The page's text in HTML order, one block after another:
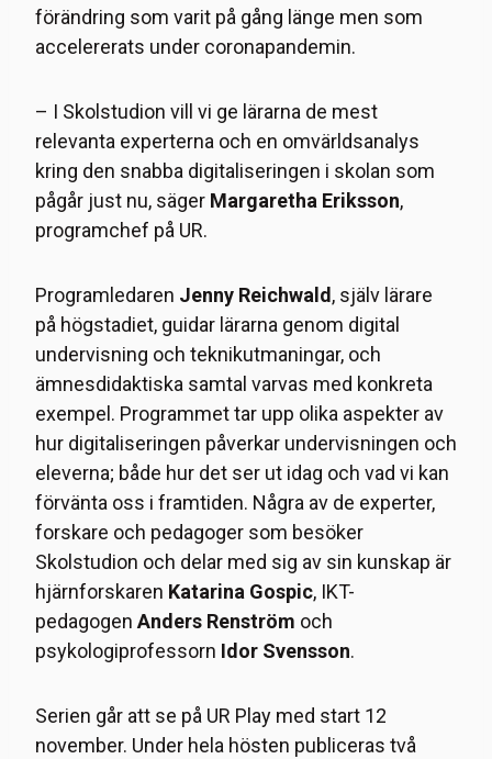
förändring som varit på gång länge men som
accelererats under coronapandemin.
– I Skolstudion vill vi ge lärarna de mest
relevanta experterna och en omvärldsanalys
kring den snabba digitaliseringen i skolan som
pågår just nu, säger Margaretha Eriksson,
programchef på UR.
Programledaren Jenny Reichwald, själv lärare
på högstadiet, guidar lärarna genom digital
undervisning och teknikutmaningar, och
ämnesdidaktiska samtal varvas med konkreta
exempel. Programmet tar upp olika aspekter av
hur digitaliseringen påverkar undervisningen och
eleverna; både hur det ser ut idag och vad vi kan
förvänta oss i framtiden. Några av de experter,
forskare och pedagoger som besöker
Skolstudion och delar med sig av sin kunskap är
hjärnforskaren Katarina Gospic, IKT-
pedagogen Anders Renström och
psykologiprofessorn Idor Svensson.
Serien går att se på UR Play med start 12
november. Under hela hösten publiceras två